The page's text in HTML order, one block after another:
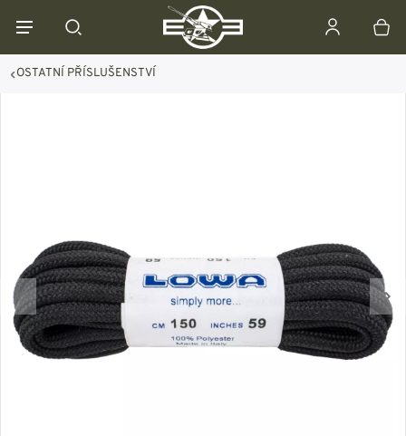
OSTATNÍ PŘÍSLUŠENSTVÍ